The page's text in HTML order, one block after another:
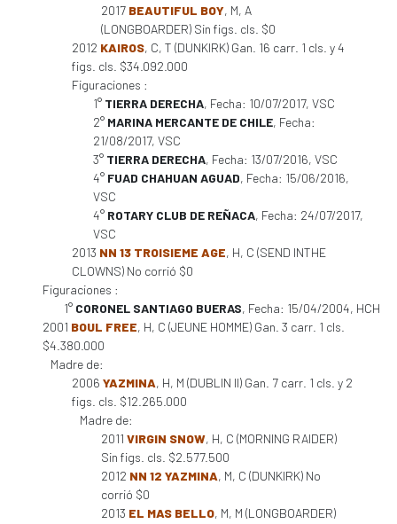
2017 BEAUTIFUL BOY, M, A
(LONGBOARDER) Sin figs. cls. $0
2012 KAIROS, C, T (DUNKIRK) Gan. 16 carr. 1 cls. y 4
figs. cls. $34.092.000
Figuraciones :
1° TIERRA DERECHA, Fecha: 10/07/2017, VSC
2° MARINA MERCANTE DE CHILE, Fecha:
21/08/2017, VSC
3° TIERRA DERECHA, Fecha: 13/07/2016, VSC
4° FUAD CHAHUAN AGUAD, Fecha: 15/06/2016,
VSC
4° ROTARY CLUB DE REÑACA, Fecha: 24/07/2017,
VSC
2013 NN 13 TROISIEME AGE, H, C (SEND INTHE
CLOWNS) No corrió $0
Figuraciones :
1° CORONEL SANTIAGO BUERAS, Fecha: 15/04/2004, HCH
2001 BOUL FREE, H, C (JEUNE HOMME) Gan. 3 carr. 1 cls.
$4.380.000
Madre de:
2006 YAZMINA, H, M (DUBLIN II) Gan. 7 carr. 1 cls. y 2
figs. cls. $12.265.000
Madre de:
2011 VIRGIN SNOW, H, C (MORNING RAIDER)
Sin figs. cls. $2.577.500
2012 NN 12 YAZMINA, M, C (DUNKIRK) No
corrió $0
2013 EL MAS BELLO, M, M (LONGBOARDER)